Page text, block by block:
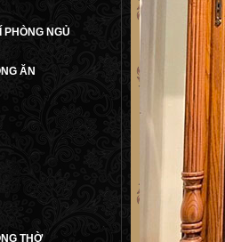
PHÒNG NGỦ
ĂN
THỜ